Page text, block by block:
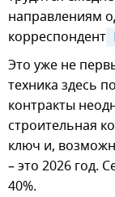
направлениям
корреспондент
Это уже не
техника здесь
контракты
строительная
ключ и,
– это 2026 год.
40%.